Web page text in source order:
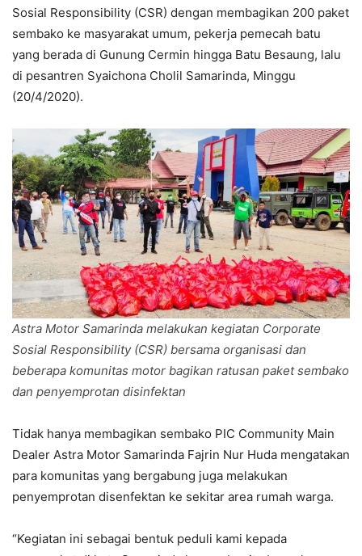
Sosial Responsibility (CSR) dengan membagikan 200 paket
sembako ke masyarakat umum, pekerja pemecah batu
yang berada di Gunung Cermin hingga Batu Besaung, lalu
di pesantren Syaichona Cholil Samarinda, Minggu
(20/4/2020).
Astra Motor Samarinda melakukan kegiatan Corporate
Sosial Responsibility (CSR) bersama organisasi dan
beberapa komunitas motor bagikan ratusan paket sembako
dan penyemprotan disinfektan
Tidak hanya membagikan sembako PIC Community Main
Dealer Astra Motor Samarinda Fajrin Nur Huda mengatakan
para komunitas yang bergabung juga melakukan
penyemprotan disenfektan ke sekitar area rumah warga.
“Kegiatan ini sebagai bentuk peduli kami kepada